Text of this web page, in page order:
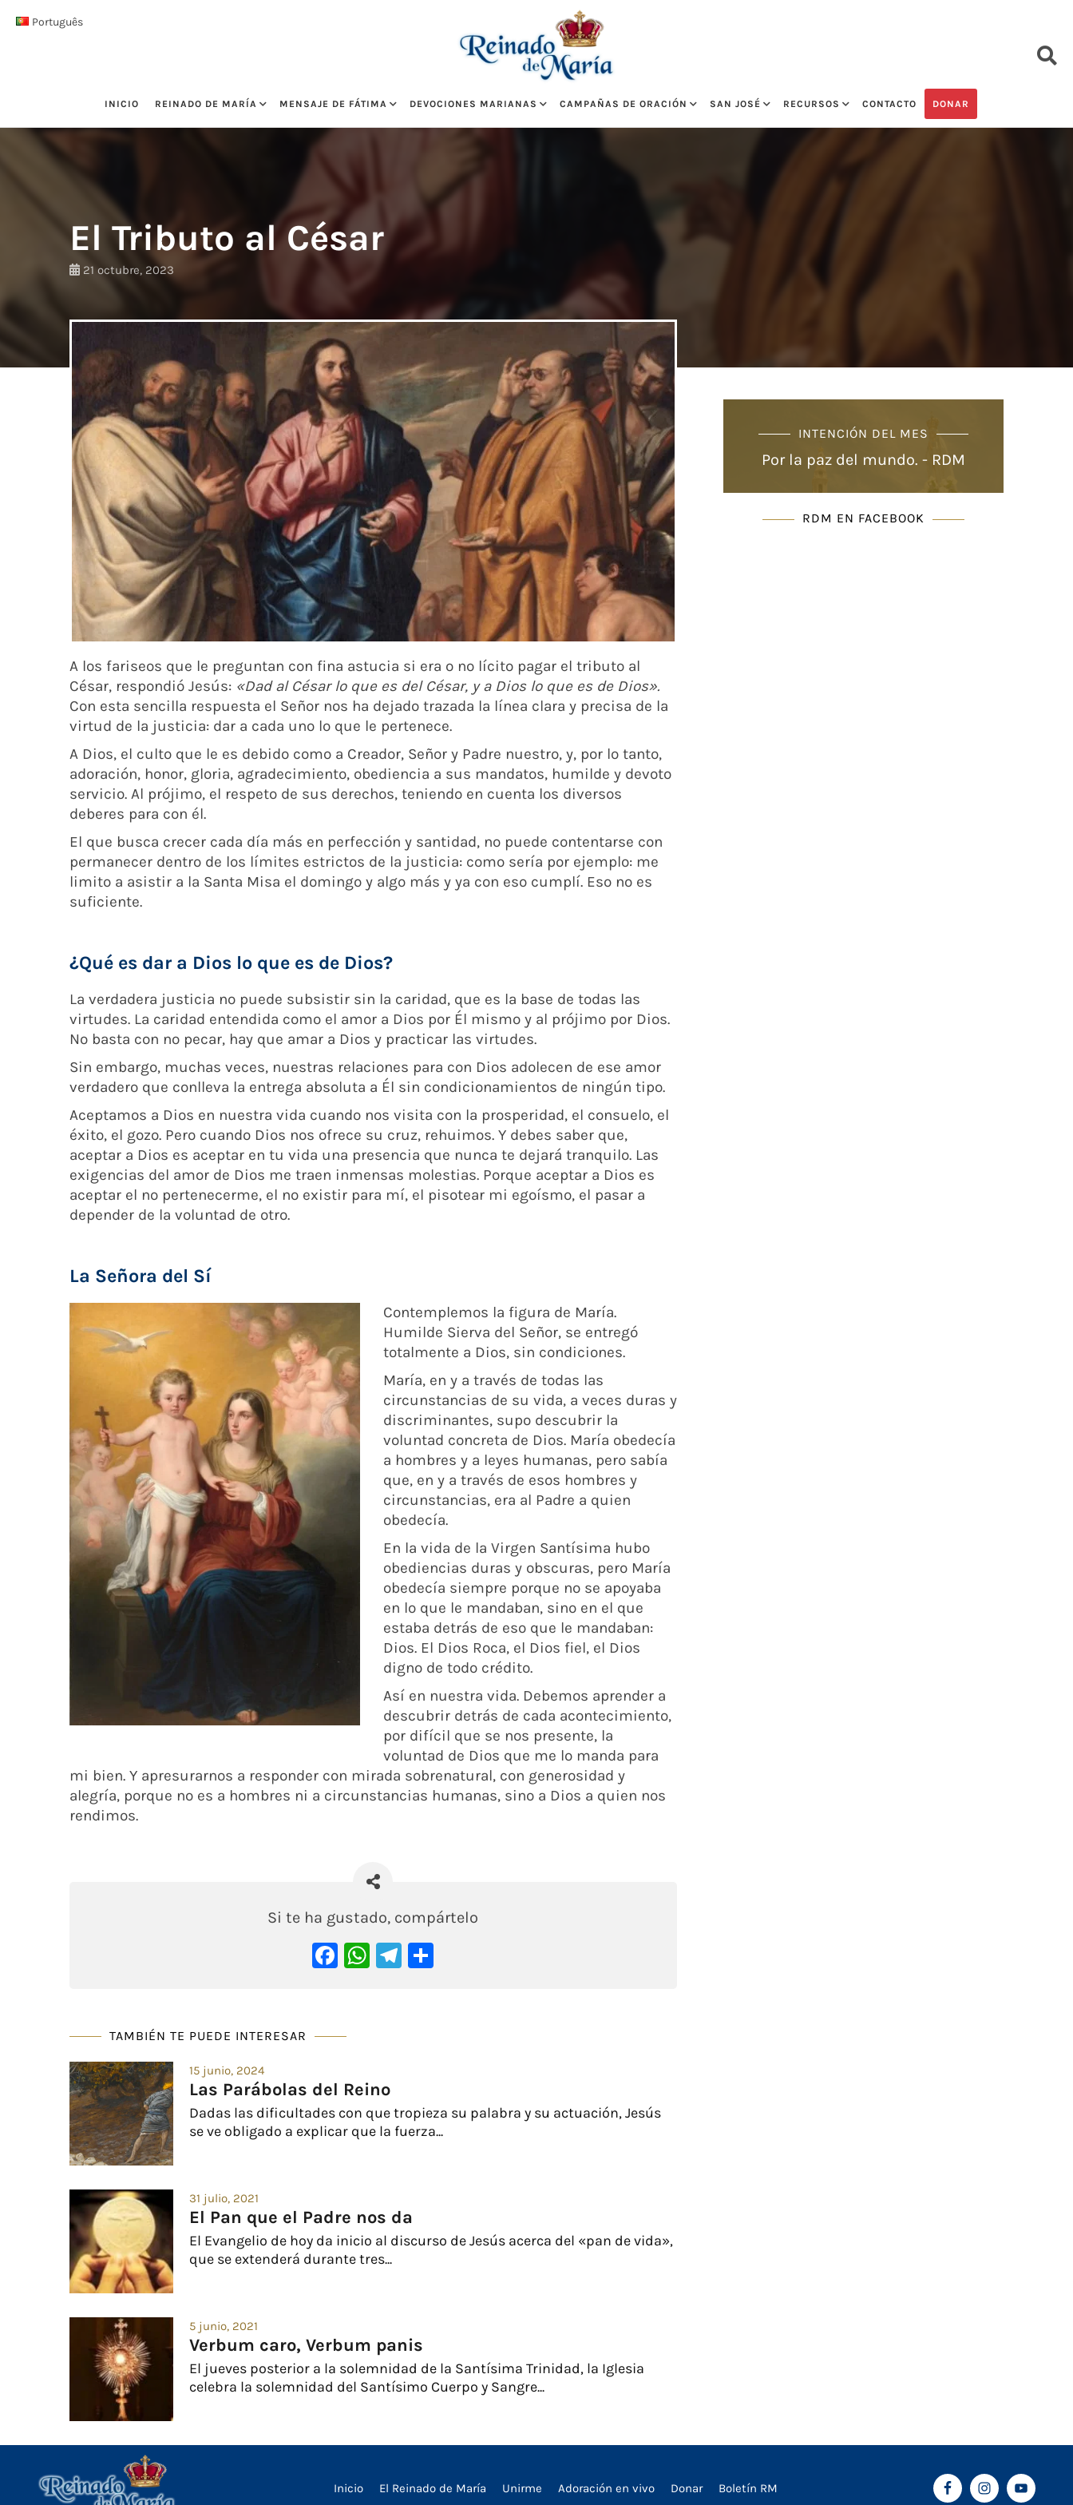
Português
INICIO REINADO DE MARÍA MENSAJE DE FÁTIMA DEVOCIONES MARIANAS CAMPAÑAS DE ORACIÓN SAN JOSÉ RECURSOS CONTACTO DONAR
El Tributo al César
21 octubre, 2023
A los fariseos que le preguntan con fina astucia si era o no lícito pagar el tributo al
César, respondió Jesús: «Dad al César lo que es del César, y a Dios lo que es de Dios».
Con esta sencilla respuesta el Señor nos ha dejado trazada la línea clara y precisa de la
virtud de la justicia: dar a cada uno lo que le pertenece.
A Dios, el culto que le es debido como a Creador, Señor y Padre nuestro, y, por lo tanto,
adoración, honor, gloria, agradecimiento, obediencia a sus mandatos, humilde y devoto
servicio. Al prójimo, el respeto de sus derechos, teniendo en cuenta los diversos
deberes para con él.
El que busca crecer cada día más en perfección y santidad, no puede contentarse con
permanecer dentro de los límites estrictos de la justicia: como sería por ejemplo: me
limito a asistir a la Santa Misa el domingo y algo más y ya con eso cumplí. Eso no es
suficiente.
¿Qué es dar a Dios lo que es de Dios?
La verdadera justicia no puede subsistir sin la caridad, que es la base de todas las
virtudes. La caridad entendida como el amor a Dios por Él mismo y al prójimo por Dios.
No basta con no pecar, hay que amar a Dios y practicar las virtudes.
Sin embargo, muchas veces, nuestras relaciones para con Dios adolecen de ese amor
verdadero que conlleva la entrega absoluta a Él sin condicionamientos de ningún tipo.
Aceptamos a Dios en nuestra vida cuando nos visita con la prosperidad, el consuelo, el
éxito, el gozo. Pero cuando Dios nos ofrece su cruz, rehuimos. Y debes saber que,
aceptar a Dios es aceptar en tu vida una presencia que nunca te dejará tranquilo. Las
exigencias del amor de Dios me traen inmensas molestias. Porque aceptar a Dios es
aceptar el no pertenecerme, el no existir para mí, el pisotear mi egoísmo, el pasar a
depender de la voluntad de otro.
La Señora del Sí
Contemplemos la figura de María.
Humilde Sierva del Señor, se entregó
totalmente a Dios, sin condiciones.
María, en y a través de todas las
circunstancias de su vida, a veces duras y
discriminantes, supo descubrir la
voluntad concreta de Dios. María obedecía
a hombres y a leyes humanas, pero sabía
que, en y a través de esos hombres y
circunstancias, era al Padre a quien
obedecía.
En la vida de la Virgen Santísima hubo
obediencias duras y obscuras, pero María
obedecía siempre porque no se apoyaba
en lo que le mandaban, sino en el que
estaba detrás de eso que le mandaban:
Dios. El Dios Roca, el Dios fiel, el Dios
digno de todo crédito.
Así en nuestra vida. Debemos aprender a
descubrir detrás de cada acontecimiento,
por difícil que se nos presente, la
voluntad de Dios que me lo manda para
mi bien. Y apresurarnos a responder con mirada sobrenatural, con generosidad y
alegría, porque no es a hombres ni a circunstancias humanas, sino a Dios a quien nos
rendimos.
Si te ha gustado, compártelo
Facebook
WhatsApp
Telegram
TAMBIÉN TE PUEDE INTERESAR
15 junio, 2024
Las Parábolas del Reino
Dadas las dificultades con que tropieza su palabra y su actuación, Jesús
se ve obligado a explicar que la fuerza...
31 julio, 2021
El Pan que el Padre nos da
El Evangelio de hoy da inicio al discurso de Jesús acerca del «pan de vida»,
que se extenderá durante tres...
5 junio, 2021
Verbum caro, Verbum panis
El jueves posterior a la solemnidad de la Santísima Trinidad, la Iglesia
celebra la solemnidad del Santísimo Cuerpo y Sangre...
INTENCIÓN DEL MES
Por la paz del mundo. - RDM
RDM EN FACEBOOK
Inicio El Reinado de María Unirme Adoración en vivo Donar Boletín RM